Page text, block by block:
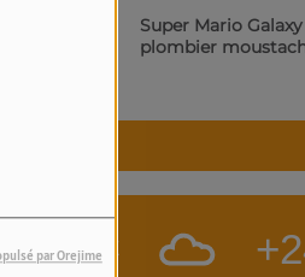
par Orejime
Super Mario
plombier
PAPEETE